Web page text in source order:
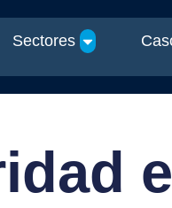
Sectores